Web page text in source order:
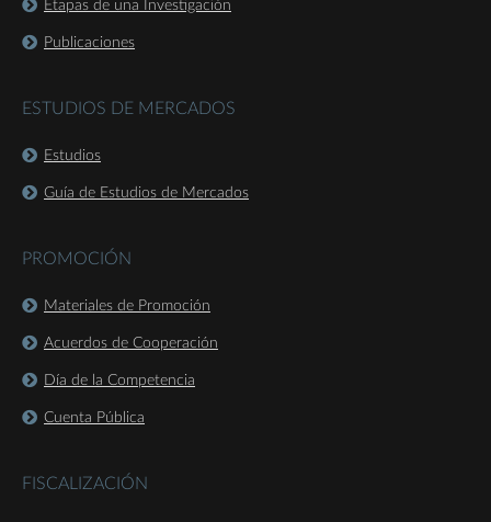
Etapas de una Investigación
Publicaciones
ESTUDIOS DE MERCADOS
Estudios
Guía de Estudios de Mercados
PROMOCIÓN
Materiales de Promoción
Acuerdos de Cooperación
Día de la Competencia
Cuenta Pública
FISCALIZACIÓN